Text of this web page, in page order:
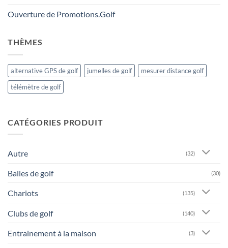
Ouverture de Promotions.Golf
THÈMES
alternative GPS de golf jumelles de golf
mesurer distance golf
télémètre de golf
CATÉGORIES PRODUIT
Autre (32)
Balles de golf (30)
Chariots (135)
Clubs de golf (140)
Entrainement à la maison (3)